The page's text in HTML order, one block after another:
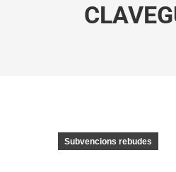
Subvencions rebudes